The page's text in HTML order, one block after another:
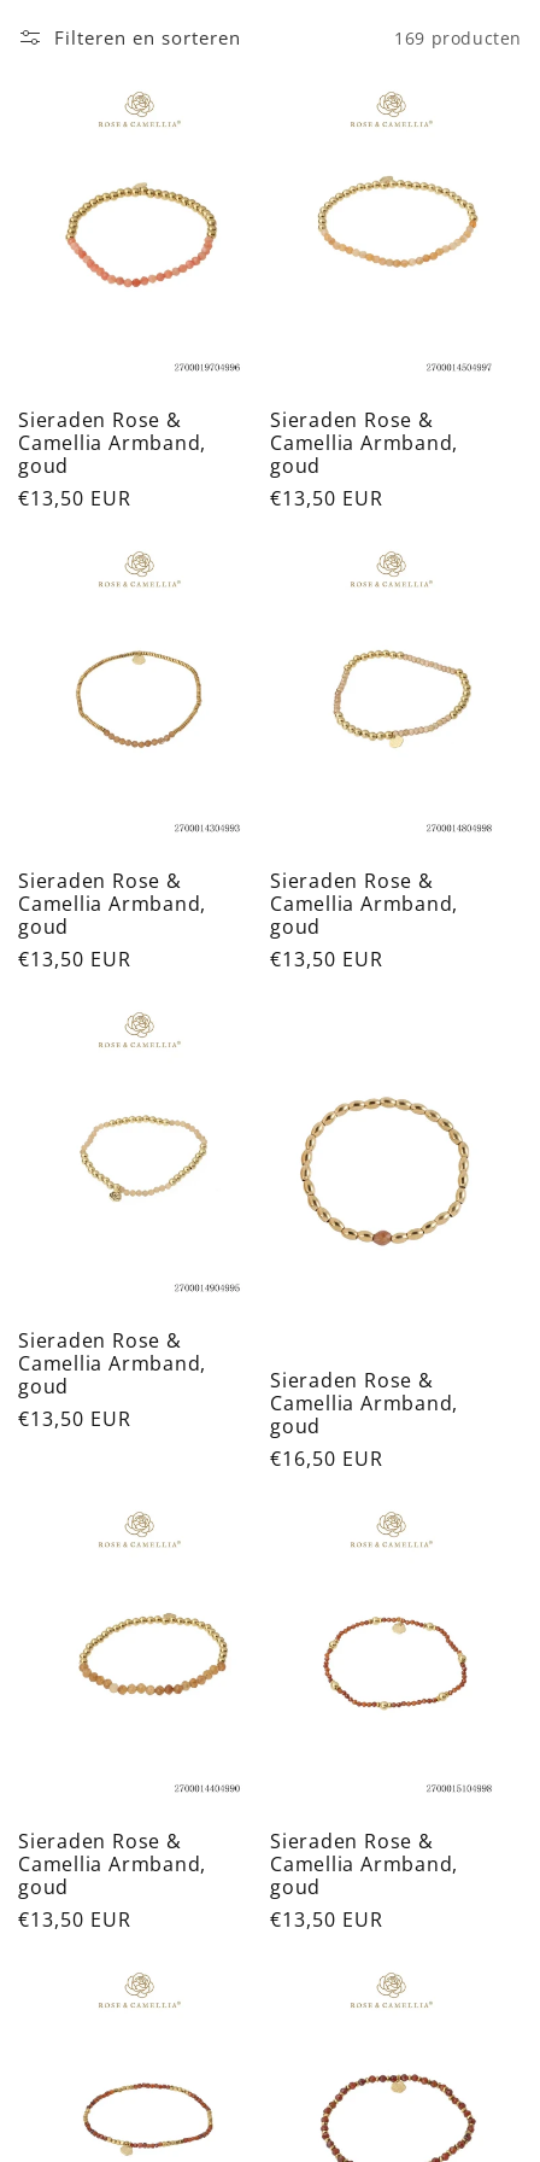
l
:
Filteren en sorteren 169 producten
Sieraden Rose &
Camellia Armband,
goud
Normale
€13,50 EUR
Sieraden Rose &
Camellia Armband,
goud
Normale
€13,50 EUR
Sieraden Rose &
Camellia Armband,
goud
Normale
€13,50 EUR
Sieraden Rose &
Camellia Armband,
goud
Normale
€13,50 EUR
Sieraden Rose &
Camellia Armband,
goud
Normale
€13,50 EUR
Sieraden Rose &
Camellia Armband,
goud
Normale
€16,50 EUR
Sieraden Rose &
Camellia Armband,
goud
Normale
€13,50 EUR
Sieraden Rose &
Camellia Armband,
goud
Normale
€13,50 EUR